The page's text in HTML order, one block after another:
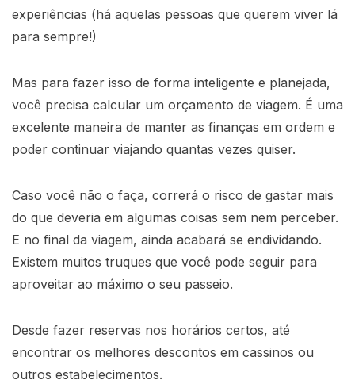
experiências (há aquelas pessoas que querem viver lá
para sempre!)
Mas para fazer isso de forma inteligente e planejada,
você precisa calcular um orçamento de viagem. É uma
excelente maneira de manter as finanças em ordem e
poder continuar viajando quantas vezes quiser.
Caso você não o faça, correrá o risco de gastar mais
do que deveria em algumas coisas sem nem perceber.
E no final da viagem, ainda acabará se endividando.
Existem muitos truques que você pode seguir para
aproveitar ao máximo o seu passeio.
Desde fazer reservas nos horários certos, até
encontrar os melhores descontos em cassinos ou
outros estabelecimentos.